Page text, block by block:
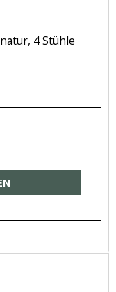
4 Stühle